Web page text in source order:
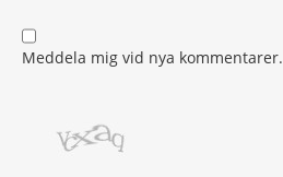
Meddela mig vid nya kommentarer.